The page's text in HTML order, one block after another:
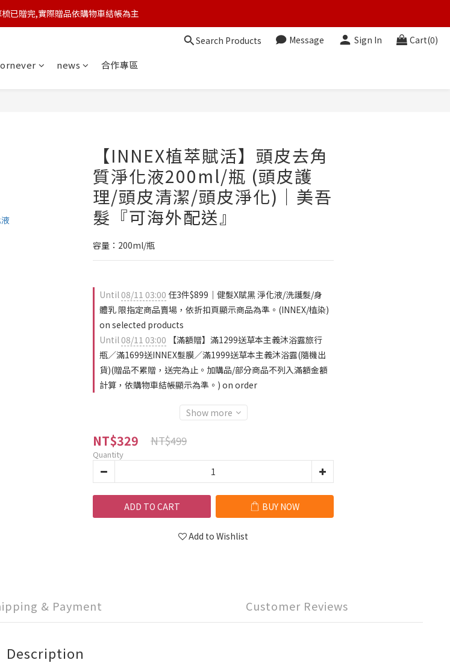
會員註冊開卡送9折券 💰
已贈完,實際贈品依購物車結帳為主
Search Products Message Sign In Cart(0)
news 合作專區
【INNEX植萃賦活】頭皮去角
質淨化液200ml/瓶 (頭皮護
理/頭皮清潔/頭皮淨化)｜美吾
髮『可海外配送』
容量：200ml/瓶
Until08/11 03:00 任3件$899｜健髮X賦黑 淨化液/洗護髮/身
體乳 限指定商品賣場，依折扣頁顯示商品為準。(INNEX/植染)
on selected products
Until08/11 03:00 【滿額贈】滿1299送草本主義沐浴露旅行
瓶／滿1699送INNEX髮膜／滿1999送草本主義沐浴露(隨機出
貨)(贈品不累贈，送完為止。加購品/部分商品不列入滿額金額
計算，依購物車結帳顯示為準。) on order
Show more
NT$329 NT$499
Quantity
ADD TO CART BUY NOW
Add to Wishlist
& Payment Customer Reviews
Description